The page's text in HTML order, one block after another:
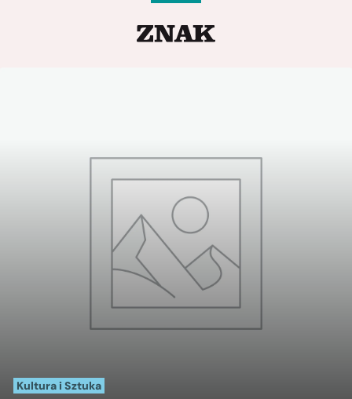
Kultura i Sztuka